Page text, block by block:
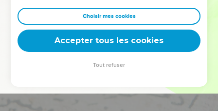
clés pour avancer avec plus de sagesse afin que leurs erreurs
deviennent vos tremplins. Que vous guidiez un ministère, une
équipe, un groupe ou une famille, leur expérience est faite
Choisir mes cookies
Accepter tous les cookies
Tout refuser